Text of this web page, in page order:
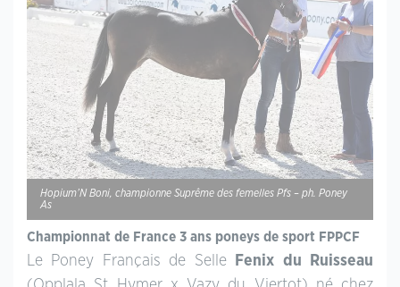
Hopium’N Boni, championne Suprême des femelles Pfs – ph. Poney
As
Championnat de France 3 ans poneys de sport FPPCF
Le Poney Français de Selle
Fenix du Ruisseau